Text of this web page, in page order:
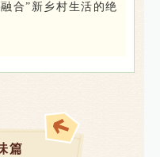
合”新乡村生活的绝
篇